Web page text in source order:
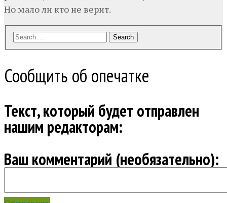
Но мало ли кто не верит.
Search
Сообщить об опечатке
Текст, который будет отправлен
нашим редакторам:
Ваш комментарий (необязательно):